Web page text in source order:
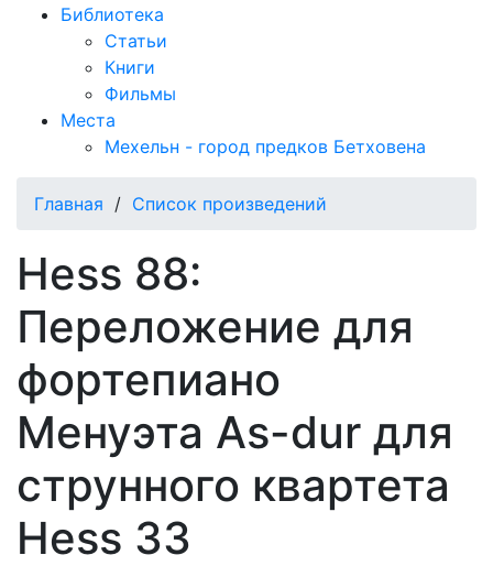
Библиотека
Статьи
Книги
Фильмы
Места
Мехельн - город предков Бетховена
Главная / Список произведений
Hess 88:
Переложение для
фортепиано
Менуэта As-dur для
струнного квартета
Hess 33